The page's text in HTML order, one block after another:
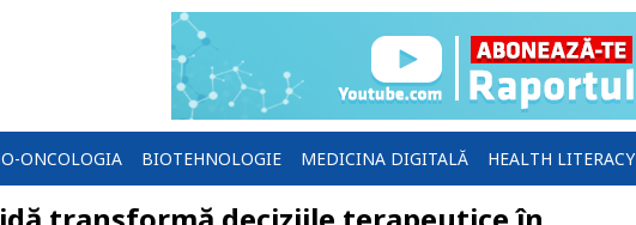
ONCOLOGIA BIOTEHNOLOGIE MEDICINA DIGITALĂ HEALTH LITERACY